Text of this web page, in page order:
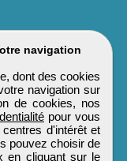
navigation
dont des cookies
navigation sur
de cookies, nos
pour vous
d'intérêt et
pouvez choisir de
en cliquant sur le